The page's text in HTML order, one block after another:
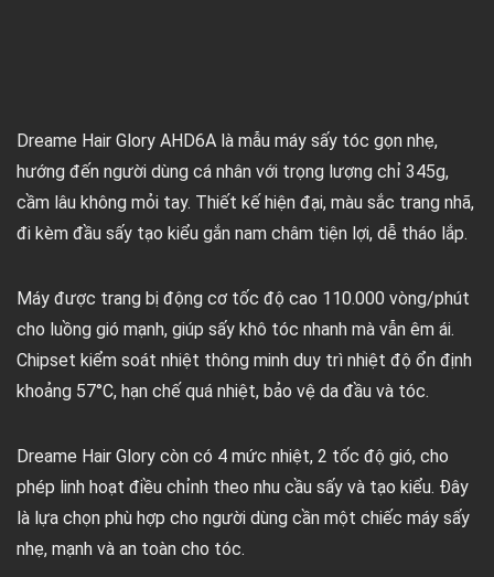
Dreame Hair Glory AHD6A là mẫu máy sấy tóc gọn nhẹ,
hướng đến người dùng cá nhân với trọng lượng chỉ 345g,
cầm lâu không mỏi tay. Thiết kế hiện đại, màu sắc trang nhã,
đi kèm đầu sấy tạo kiểu gắn nam châm tiện lợi, dễ tháo lắp.
Máy được trang bị động cơ tốc độ cao 110.000 vòng/phút
cho luồng gió mạnh, giúp sấy khô tóc nhanh mà vẫn êm ái.
Chipset kiểm soát nhiệt thông minh duy trì nhiệt độ ổn định
khoảng 57°C, hạn chế quá nhiệt, bảo vệ da đầu và tóc.
Dreame Hair Glory còn có 4 mức nhiệt, 2 tốc độ gió, cho
phép linh hoạt điều chỉnh theo nhu cầu sấy và tạo kiểu. Đây
là lựa chọn phù hợp cho người dùng cần một chiếc máy sấy
nhẹ, mạnh và an toàn cho tóc.